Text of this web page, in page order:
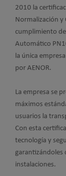
2010 la
Normalización y
cumplimiento
Automático
la única
por AENOR.
La empresa se
máximos
usuarios la
Con esta
tecnología y
garantizándoles
instalaciones.